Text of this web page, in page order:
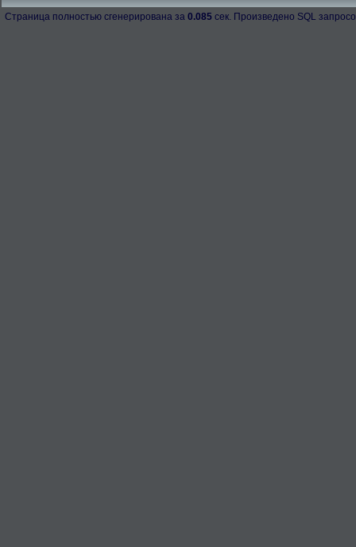
Страница полностью сгенерирована за 0.085 сек. Произведено SQL